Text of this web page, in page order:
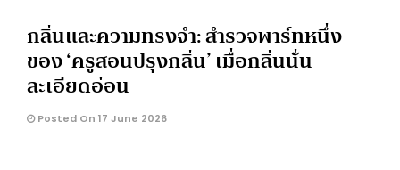
กลิ่นและความทรงจำ: สำรวจพาร์ทหนึ่ง
ของ ‘ครูสอนปรุงกลิ่น’ เมื่อกลิ่นนั่น
ละเอียดอ่อน
Posted On 17 June 2026